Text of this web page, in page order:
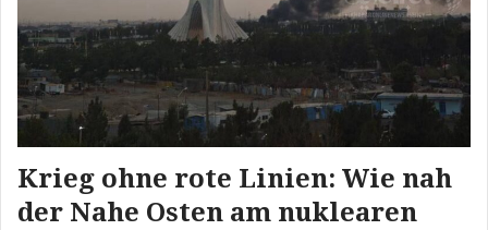
Krieg ohne rote Linien: Wie nah
der Nahe Osten am nuklearen